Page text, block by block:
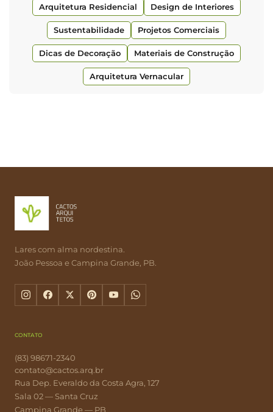
Arquitetura Residencial Design de Interiores
Sustentabilidade Projetos Comerciais
Dicas de Decoração Materiais de Construção
Arquitetura Vernacular
Lares com alma nordestina.
João Pessoa e Campina Grande, PB.
CONTATO
(83) 98671-2340
contato@cactos.arq.br
Rua Dep. Everaldo da Costa Agra, 127
Sala 02 — Santa Cruz
Campina Grande — PB